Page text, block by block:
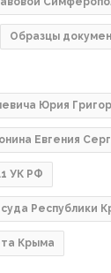
Образцы
Юрия
Евгения
УК РФ
Республики
Крыма